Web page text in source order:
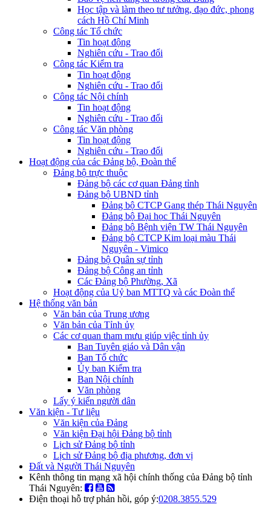
Học tập và làm theo tư tưởng, đạo đức, phong
cách Hồ Chí Minh
Công tác Tổ chức
Tin hoạt động
Nghiên cứu - Trao đổi
Công tác Kiểm tra
Tin hoạt động
Nghiên cứu - Trao đổi
Công tác Nội chính
Tin hoạt động
Nghiên cứu - Trao đổi
Công tác Văn phòng
Tin hoạt động
Nghiên cứu - Trao đổi
Hoạt động của các Đảng bộ, Đoàn thể
Đảng bộ trực thuộc
Đảng bộ các cơ quan Đảng tỉnh
Đảng bộ UBND tỉnh
Đảng bộ CTCP Gang thép Thái Nguyên
Đảng bộ Đại học Thái Nguyên
Đảng bộ Bệnh viện TW Thái Nguyên
Đảng bộ CTCP Kim loại màu Thái
Nguyên - Vimico
Đảng bộ Quân sự tỉnh
Đảng bộ Công an tỉnh
Các Đảng bộ Phường, Xã
Hoạt động của Uỷ ban MTTQ và các Đoàn thể
Hệ thống văn bản
Văn bản của Trung ương
Văn bản của Tỉnh ủy
Các cơ quan tham mưu giúp việc tỉnh ủy
Ban Tuyên giáo và Dân vận
Ban Tổ chức
Ủy ban Kiểm tra
Ban Nội chính
Văn phòng
Lấy ý kiến người dân
Văn kiện - Tư liệu
Văn kiện của Đảng
Văn kiện Đại hội Đảng bộ tỉnh
Lịch sử Đảng bộ tỉnh
Lịch sử Đảng bộ địa phương, đơn vị
Đất và Người Thái Nguyên
Kênh thông tin mạng xã hội chính thống của Đảng bộ tỉnh
Thái Nguyên:
Điện thoại hỗ trợ phản hồi, góp ý:0208.3855.529